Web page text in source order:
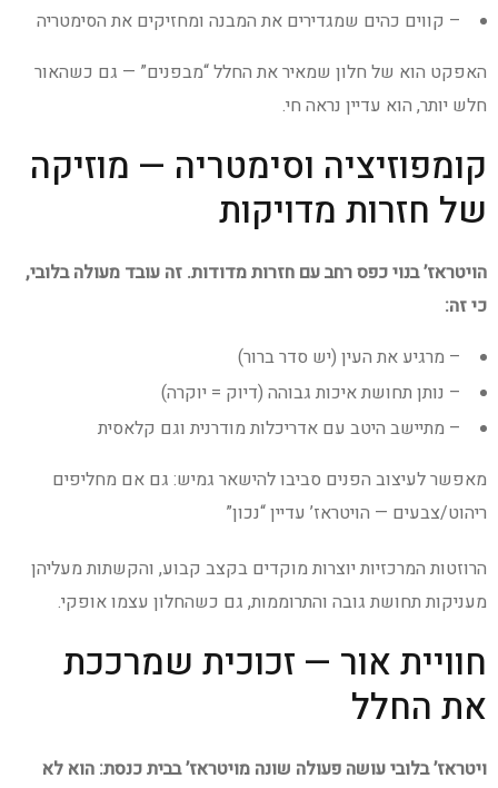
– קווים כהים שמגדירים את המבנה ומחזיקים את הסימטריה
האפקט הוא של חלון שמאיר את החלל “מבפנים” — גם כשהאור
חלש יותר, הוא עדיין נראה חי.
קומפוזיציה וסימטריה — מוזיקה
של חזרות מדויקות
הויטראז’ בנוי כפס רחב עם חזרות מדודות. זה עובד מעולה בלובי,
כי זה:
– מרגיע את העין (יש סדר ברור)
– נותן תחושת איכות גבוהה (דיוק = יוקרה)
– מתיישב היטב עם אדריכלות מודרנית וגם קלאסית
מאפשר לעיצוב הפנים סביבו להישאר גמיש: גם אם מחליפים
ריהוט/צבעים — הויטראז’ עדיין “נכון”
הרוזטות המרכזיות יוצרות מוקדים בקצב קבוע, והקשתות מעליהן
מעניקות תחושת גובה והתרוממות, גם כשהחלון עצמו אופקי.
חוויית אור — זכוכית שמרככת
את החלל
ויטראז’ בלובי עושה פעולה שונה מויטראז’ בבית כנסת: הוא לא